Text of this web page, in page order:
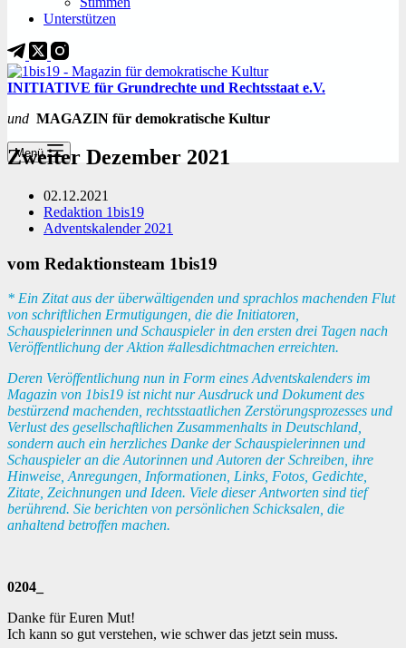
Unterstützen
INITIATIVE für Grundrechte und Rechtsstaat e.V.
und MAGAZIN für demokratische Kultur
Menü
Zweiter Dezember 2021
02.12.2021
Redaktion 1bis19
Adventskalender 2021
vom Redaktionsteam 1bis19
* Ein Zitat aus der überwältigenden und sprachlos machenden Flut
von schriftlichen Ermutigungen, die die Initiatoren,
Schauspielerinnen und Schauspieler in den ersten drei Tagen nach
Veröffentlichung der Aktion #allesdichtmachen erreichten.
Deren Veröffentlichung nun in Form eines Adventskalenders im
Magazin von 1bis19 ist nicht nur Ausdruck und Dokument des
bestürzend machenden, rechtsstaatlichen Zerstörungsprozesses und
Verlust des gesellschaftlichen Zusammenhalts in Deutschland,
sondern auch ein herzliches Danke der Schauspielerinnen und
Schauspieler an die Autorinnen und Autoren der Schreiben, ihre
Hinweise, Anregungen, Informationen, Links, Fotos, Gedichte,
Zitate, Zeichnungen und Ideen. Viele dieser Antworten sind tief
berührend. Sie berichten von persönlichen Schicksalen, die
anhaltend betroffen machen.
0204_
Danke für Euren Mut!
Ich kann so gut verstehen, wie schwer das jetzt sein muss.